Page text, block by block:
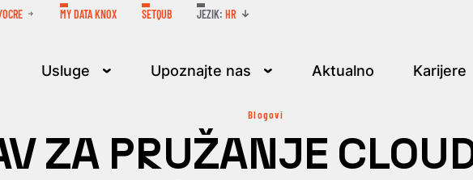
MY DATA KNOX SETQUB JEZIK: HR
Usluge Upoznajte nas Aktualno Karijere
Blogovi
ZA PRUŽANJE